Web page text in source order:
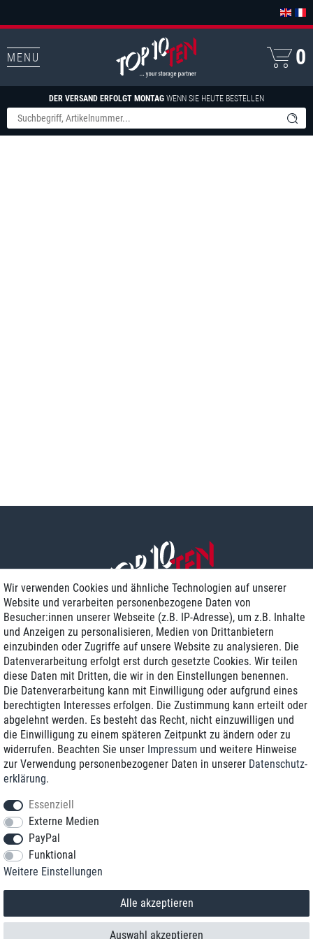
MENU
DER VERSAND ERFOLGT MONTAG WENN SIE HEUTE BESTELLEN
0
Zustellung am nächsten Werktag
Günstiger Versand
Generalüberholt mit Garantie
+49 8989 96160*
*Sie erreichen uns zum Ortstarif von Montag bis Freitag von 9 Uhr - 18 Uhr.
© 2018 TOP TEN Computervertrieb GmbH
Wir verwenden Cookies und ähnliche Technologien auf unserer
Website und verarbeiten personenbezogene Daten von
Besucher:innen unserer Webseite (z.B. IP-Adresse), um z.B. Inhalte
und Anzeigen zu personalisieren, Medien von Drittanbietern
einzubinden oder Zugriffe auf unsere Website zu analysieren. Die
Datenverarbeitung erfolgt erst durch gesetzte Cookies. Wir teilen
diese Daten mit Dritten, die wir in den Einstellungen benennen.
Die Datenverarbeitung kann mit Einwilligung oder aufgrund eines
berechtigten Interesses erfolgen. Die Zustimmung kann erteilt oder
abgelehnt werden. Es besteht das Recht, nicht einzuwilligen und
die Einwilligung zu einem späteren Zeitpunkt zu ändern oder zu
widerrufen. Beachten Sie unser Impressum und weitere Hinweise
zur Verwendung personenbezogener Daten in unserer Daten­schutz­
erklärung.
Essenziell
Externe Medien
PayPal
Funktional
Weitere Einstellungen
Alle akzeptieren
Auswahl akzeptieren